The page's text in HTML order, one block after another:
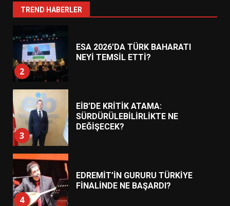
TREND HABERLER
1
2
ESA 2026’DA TÜRK BAHARATI
NEYİ TEMSİL ETTİ?
3
EİB’DE KRİTİK ATAMA:
SÜRDÜRÜLEBİLİRLİKTE NE
DEĞİŞECEK?
4
EDREMİT’İN GURURU TÜRKİYE
FİNALİNDE NE BAŞARDI?